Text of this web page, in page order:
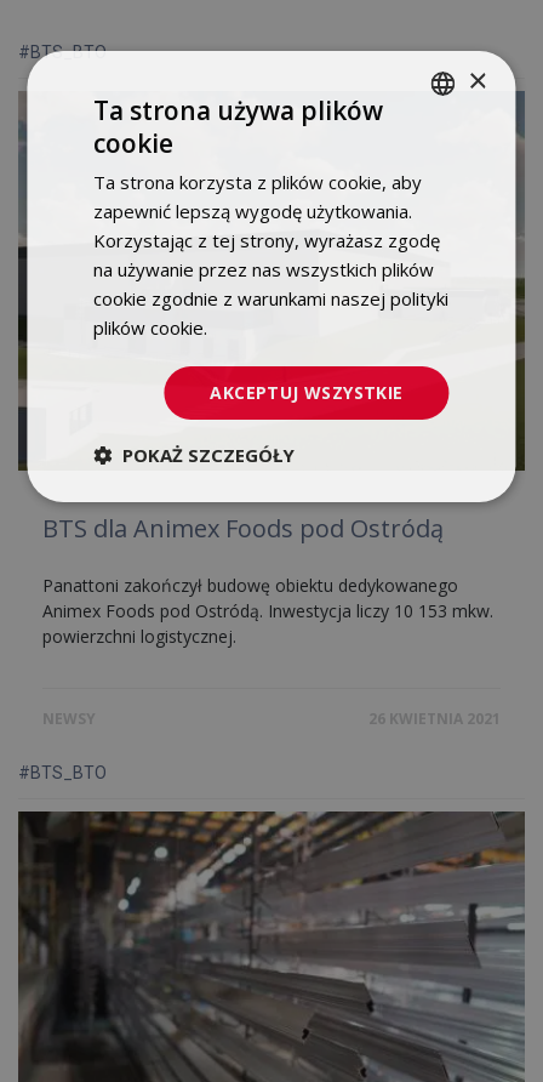
#BTS_BTO
BTS dla Animex Foods pod Ostródą
Panattoni zakończył budowę obiektu dedykowanego
Animex Foods pod Ostródą. Inwestycja liczy 10 153 mkw.
powierzchni logistycznej.
NEWSY 26 KWIETNIA 2021
#BTS_BTO
ENGLISH
×
Ta strona używa plików
cookie
Ta strona korzysta z plików cookie, aby
zapewnić lepszą wygodę użytkowania.
Korzystając z tej strony, wyrażasz zgodę
na używanie przez nas wszystkich plików
cookie zgodnie z warunkami naszej polityki
plików cookie.
AKCEPTUJ WSZYSTKIE
POKAŻ SZCZEGÓŁY